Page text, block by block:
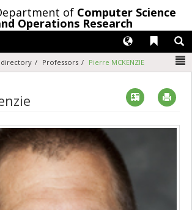
of Computer Science
Operations Research
Liens
Langues
Professors Pierre MCKENZIE
Vcard